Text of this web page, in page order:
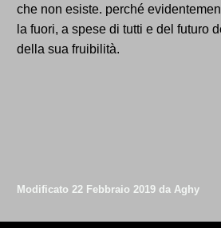
che non esiste. perché
la fuori, a spese di tutti e del futuro
della sua fruibilità.
Modificato 22 Febbraio 2019 da Aghy